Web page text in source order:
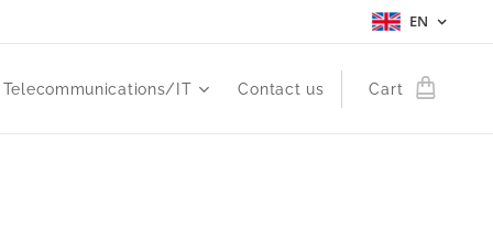
EN
Telecommunications/IT Contact us Cart